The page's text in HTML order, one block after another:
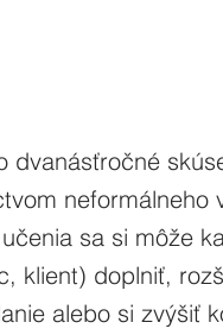
dvanásťročné
neformálneho
sa si môže
klient) doplniť,
alebo si zvýšiť